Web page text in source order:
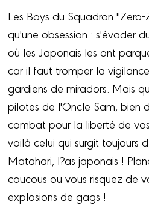
Les Boys du Squadron
qu'une obsession : s'évader
où les Japonais les ont
car il faut tromper la
gardiens de miradors. Mais
pilotes de l'Oncle Sam, bien
combat pour la liberté de
voilà celui qui surgit toujours
Matahari, l?as japonais !
coucous ou vous risquez de
explosions de gags !